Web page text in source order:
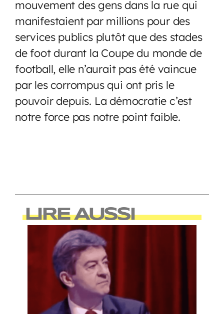
mouvement des gens dans la rue qui
manifestaient par millions pour des
services publics plutôt que des stades
de foot durant la Coupe du monde de
football, elle n’aurait pas été vaincue
par les corrompus qui ont pris le
pouvoir depuis. La démocratie c’est
notre force pas notre point faible.
LIRE AUSSI